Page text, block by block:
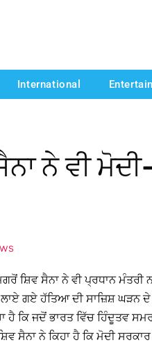
International
ਨੇ ਵੀ
ਸ਼ਿਵ ਸੈਨਾ ਨੇ ਵੀ ਪ੍ਰਧਾਨ ਮੰਤਰੀ
ਗਏ ਹੱਤਿਆ ਦੀ ਸਾਜ਼ਿਸ਼ ਘੜਨ
ਹੈ ਕਿ ਜਦੋਂ ਭਾਰਤ ਵਿੱਚ ਹਿੰਦੂਤਵ
ਸੈਨਾ ਨੇ ਕਿਹਾ ਹੈ ਕਿ ਮੋਦੀ